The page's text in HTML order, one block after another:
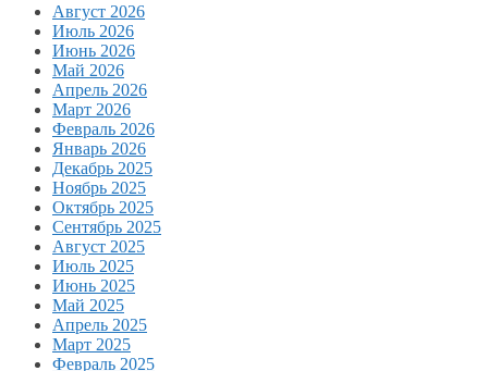
Август 2026
Июль 2026
Июнь 2026
Май 2026
Апрель 2026
Март 2026
Февраль 2026
Январь 2026
Декабрь 2025
Ноябрь 2025
Октябрь 2025
Сентябрь 2025
Август 2025
Июль 2025
Июнь 2025
Май 2025
Апрель 2025
Март 2025
Февраль 2025